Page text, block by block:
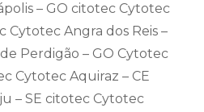
– GO citotec Cytotec
Cytotec Angra dos Reis –
Perdigão – GO Cytotec
Cytotec Aquiraz – CE
– SE citotec Cytotec